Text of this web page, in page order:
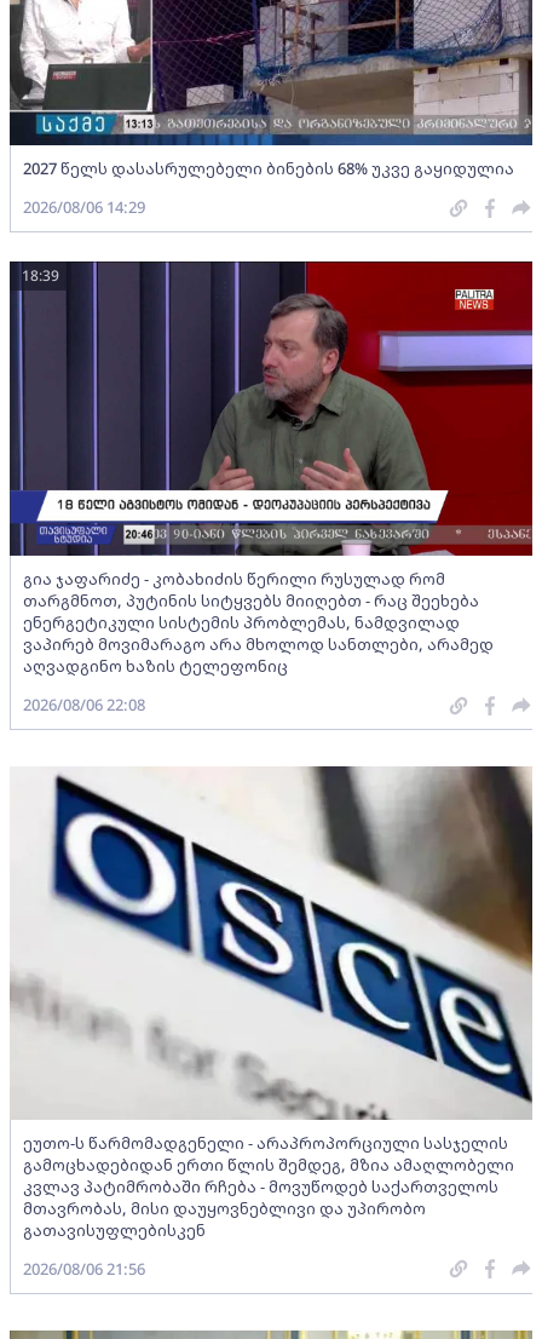
2027 წელს დასასრულებელი ბინების 68% უკვე გაყიდულია
2026/08/06 14:29
გია ჯაფარიძე - კობახიძის წერილი რუსულად რომ
თარგმნოთ, პუტინის სიტყვებს მიიღებთ - რაც შეეხება
ენერგეტიკული სისტემის პრობლემას, ნამდვილად
ვაპირებ მოვიმარაგო არა მხოლოდ სანთლები, არამედ
აღვადგინო ხაზის ტელეფონიც
18:39
2026/08/06 22:08
ეუთო-ს წარმომადგენელი - არაპროპორციული სასჯელის
გამოცხადებიდან ერთი წლის შემდეგ, მზია ამაღლობელი
კვლავ პატიმრობაში რჩება - მოვუწოდებ საქართველოს
მთავრობას, მისი დაუყოვნებლივი და უპირობო
გათავისუფლებისკენ
2026/08/06 21:56